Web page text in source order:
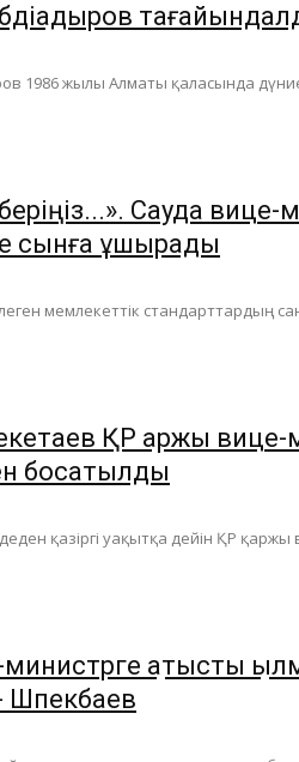
1986 жылы Алматы қаласында
Сауда вице-
сынға ұшырады
мемлекеттік стандарттардың
ҚР қаржы вице-
босатылды
қазіргі уақытқа дейін ҚР қаржы
қатысты
Шпекбаев